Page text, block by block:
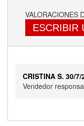
VALORACIONES
ESCRIBIR
CRISTINA S. 30/
Vendedor